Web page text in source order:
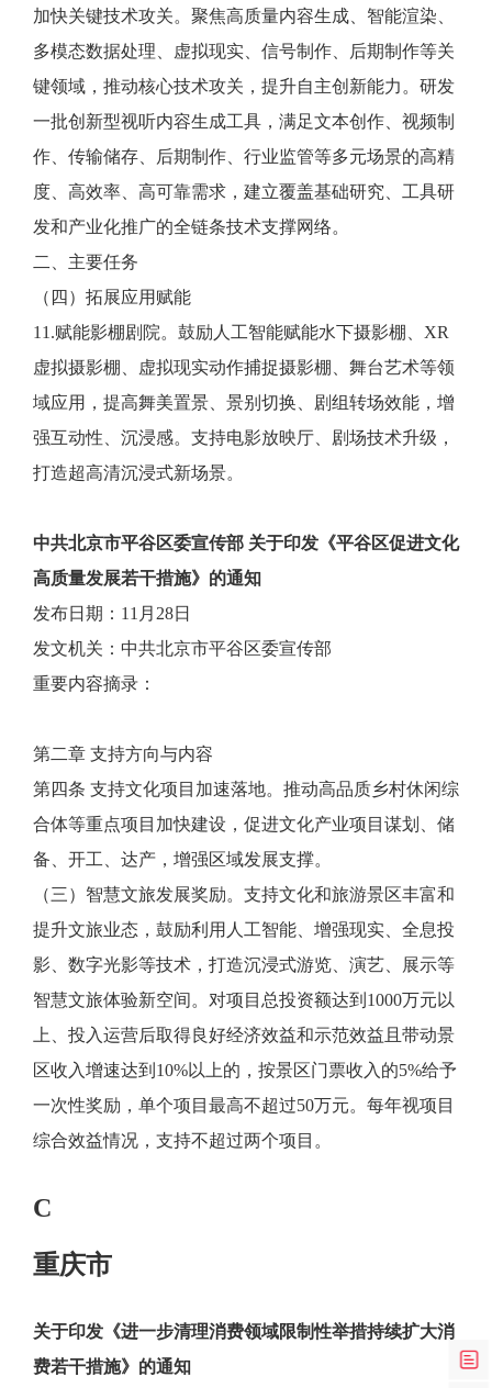
加快关键技术攻关。聚焦高质量内容生成、智能渲染、
多模态数据处理、虚拟现实、信号制作、后期制作等关
键领域，推动核心技术攻关，提升自主创新能力。研发
一批创新型视听内容生成工具，满足文本创作、视频制
作、传输储存、后期制作、行业监管等多元场景的高精
度、高效率、高可靠需求，建立覆盖基础研究、工具研
发和产业化推广的全链条技术支撑网络。
二、主要任务
（四）拓展应用赋能
11.赋能影棚剧院。鼓励人工智能赋能水下摄影棚、XR
虚拟摄影棚、虚拟现实动作捕捉摄影棚、舞台艺术等领
域应用，提高舞美置景、景别切换、剧组转场效能，增
强互动性、沉浸感。支持电影放映厅、剧场技术升级，
打造超高清沉浸式新场景。
中共北京市平谷区委宣传部 关于印发《平谷区促进文化
高质量发展若干措施》的通知
发布日期：11月28日
发文机关：中共北京市平谷区委宣传部
重要内容摘录：
第二章 支持方向与内容
第四条 支持文化项目加速落地。推动高品质乡村休闲综
合体等重点项目加快建设，促进文化产业项目谋划、储
备、开工、达产，增强区域发展支撑。
（三）智慧文旅发展奖励。支持文化和旅游景区丰富和
提升文旅业态，鼓励利用人工智能、增强现实、全息投
影、数字光影等技术，打造沉浸式游览、演艺、展示等
智慧文旅体验新空间。对项目总投资额达到1000万元以
上、投入运营后取得良好经济效益和示范效益且带动景
区收入增速达到10%以上的，按景区门票收入的5%给予
一次性奖励，单个项目最高不超过50万元。每年视项目
综合效益情况，支持不超过两个项目。
C
重庆市
关于印发《进一步清理消费领域限制性举措持续扩大消
费若干措施》的通知